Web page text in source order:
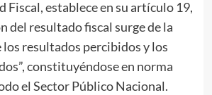
Fiscal, establece en su artículo 19,
del resultado fiscal surge de la
resultados percibidos y los
constituyéndose en norma
el Sector Público Nacional.